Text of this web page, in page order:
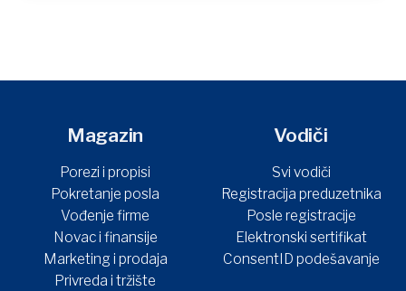
Magazin
Porezi i propisi
Pokretanje posla
Vođenje firme
Novac i finansije
Marketing i prodaja
Privreda i tržište
Vodiči
Svi vodiči
Registracija preduzetnika
Posle registracije
Elektronski sertifikat
ConsentID podešavanje